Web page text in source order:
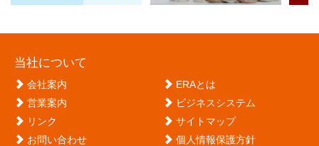
当社について
会社案内
ERAとは
営業案内
ビジネスシステム
リンク
サイトマップ
お問い合わせ
個人情報保護方針